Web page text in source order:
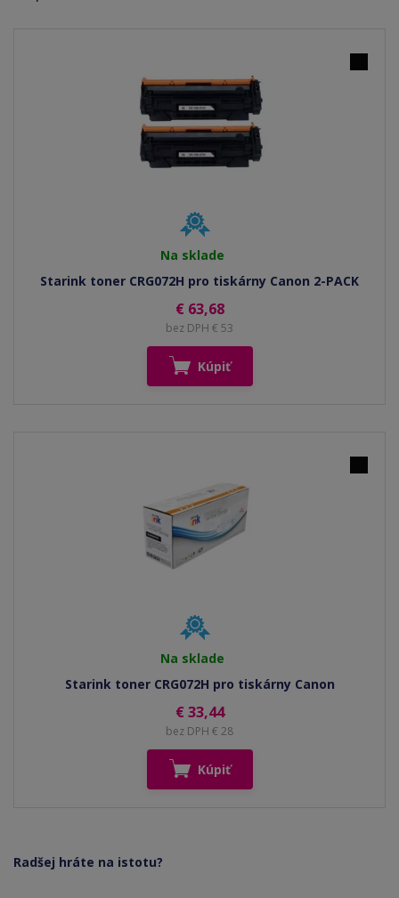
Na sklade
Starink toner CRG072H pro tiskárny Canon 2-PACK
€ 63,68
bez DPH € 53
Kúpiť
Na sklade
Starink toner CRG072H pro tiskárny Canon
€ 33,44
bez DPH € 28
Kúpiť
Radšej hráte na istotu?